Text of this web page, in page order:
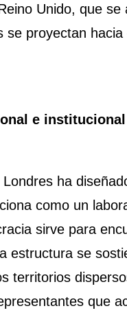
Unido, que se
proyectan hacia
e institucional
ha
como un
sirve para
estructura se
territorios
que